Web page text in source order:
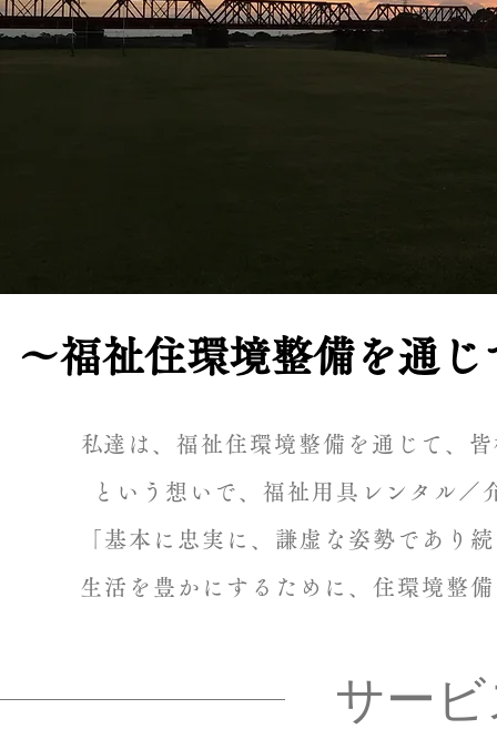
～福祉住環境整備を通
私達は、福祉住環境整備を通じて、
という想いで、福祉用具レンタル
「基本に忠実に、謙虚な姿勢であり
生活を豊かにするために、住環境整
サービ